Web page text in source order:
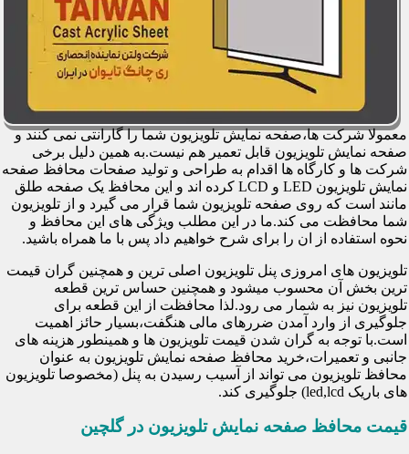
معمولا شرکت ها،صفحه نمایش تلویزیون شما را گارانتی نمی کنند و
صفحه نمایش تلویزیون قابل تعمیر هم نیست.به همین دلیل برخی
شرکت ها و کارگاه ها اقدام به طراحی و تولید صفحات محافظ صفحه
نمایش تلویزیون LED و LCD کرده اند و این محافظ یک صفحه طلق
مانند است که روی صفحه تلویزیون شما قرار می گیرد و از تلویزیون
شما محافظت می کند.ما در این مطلب ویژگی های این محافظ و
نحوه استفاده از ان را برای شرح خواهیم داد پس با ما همراه باشید.
تلویزیون های امروزی پنل تلویزیون اصلی ترین و همچنین گران قیمت
ترین بخش آن محسوب میشود و همچنین حساس ترین قطعه
تلویزیون نیز به شمار می رود.لذا محافظت از این قطعه برای
جلوگیری از وارد آمدن ضررهای مالی هنگفت،بسیار حائز اهمیت
است.با توجه به گران شدن قیمت تلویزیون ها و همینطور هزینه های
جانبی و تعمیرات،خرید محافظ صفحه نمایش تلویزیون به عنوان
محافظ تلویزیون می تواند از آسیب رسیدن به پنل (مخصوصا تلویزیون
های باریک led,lcd) جلوگیری کند.
قیمت محافظ صفحه نمایش تلویزیون در گلچین